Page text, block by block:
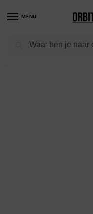
MENU
Shop / Verlichting /